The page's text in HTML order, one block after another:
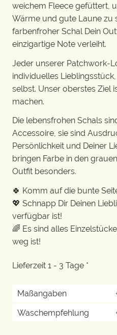
weichem Fleece gefüttert,
Wärme und gute Laune zu
farbenfroher Schal Dein
einzigartige Note verleiht.
Jeder unserer Patchwork-
individuelles
selbst. Unser oberstes Ziel
machen.
Die lebensfrohen Schals
Accessoire, sie sind
Persönlichkeit und Deiner
bringen Farbe in den
Outfit besonders.
🍀 Komm auf die bunte
💖 Schnapp Dir Deinen
verfügbar ist!
🌈 Es sind alles
weg ist!
Lieferzeit 1 - 3 Tage *
Maßangaben
Waschempfehlung